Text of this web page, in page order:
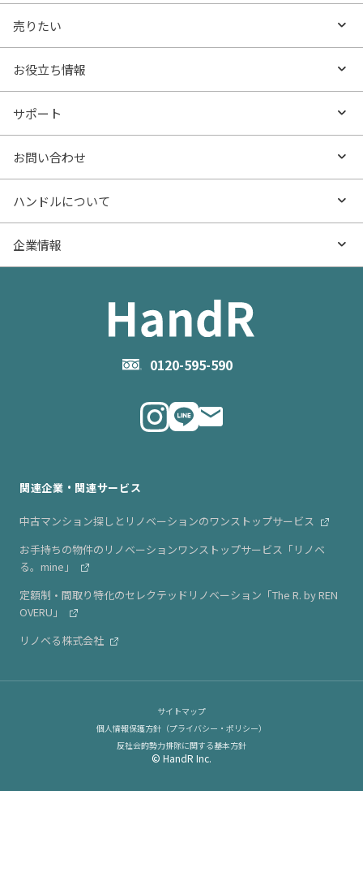
0120-595-590
買いたいTOP
沿線・駅から探す
特集から探す
価格更新した物件
物件一覧
売りたい
売りたいTOP
AI査定
売却サービス
お役立ち記事（売却）
お役立ち情報
お役立ち情報TOP
- マンションの基礎知識
- マンション売却
- お金のこと
- 住まいの手引き サイトマップ
サポート
よくあるご質問
お問い合わせ
物件購入のご相談
住み替えのご相談
物件掲載に関するお問い合わせ
ハンドルについて
ハンドルとは
企業情報
関連企業・関連サービス
中古マンション探しとリノベーションのワンストップサービス
お手持ちの物件のリノベーションワンストップサービス「リノベ
る。mine」
定額制・間取り特化のセレクテッドリノベーション「The R. by REN
OVERU」
リノベる株式会社
サイトマップ
個人情報保護方針（プライバシー・ポリシー）
反社会的勢力排除に関する基本方針
© HandR Inc.